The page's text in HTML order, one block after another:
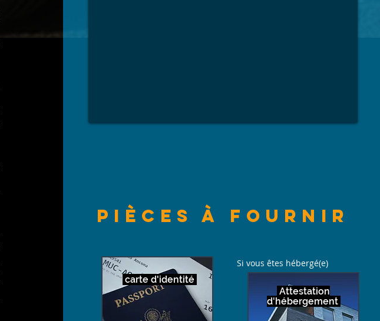
Pièces à fournir
carte d'identité
Si vous êtes hébergé(e)
Attestation
d'hébergement